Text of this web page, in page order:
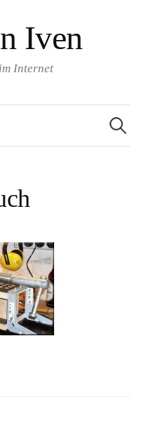
Iven
Internet
nach: